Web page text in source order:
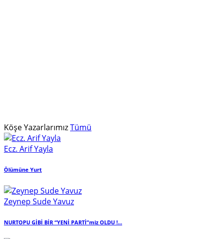
Köşe YazarlarımızTümü
Ecz. Arif Yayla
Ölümüne Yurt
Zeynep Sude Yavuz
NURTOPU GİBİ BİR “YENİ PARTİ”miz OLDU !...